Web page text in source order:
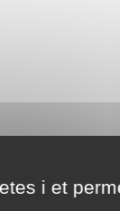
i et